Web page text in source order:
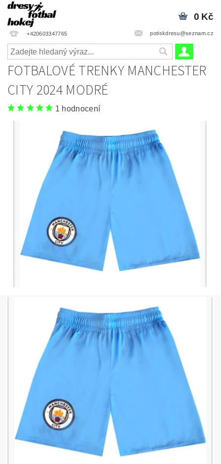
+420603347765 potiskdresu@seznam.cz
0 Kč
FOTBALOVÉ TRENKY MANCHESTER
CITY 2024 MODRÉ
1 hodnocení